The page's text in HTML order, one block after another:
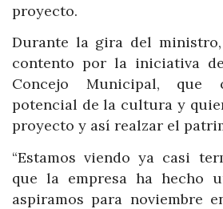
proyecto.
Durante la gira del
contento por la iniciativa
Concejo Municipal, que
potencial de la cultura y
proyecto y así realzar el
“Estamos viendo ya casi
que la empresa ha hecho
aspiramos para noviembre